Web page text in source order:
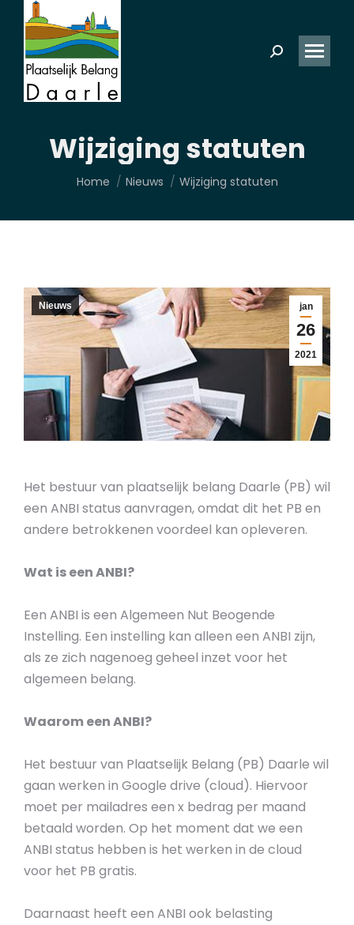
Zoeken:
Wijziging statuten
Je bent hier:
Home Nieuws Wijziging statuten
jan
26
2021
Nieuws
Het bestuur van plaatselijk belang Daarle (PB) wil
een ANBI status aanvragen, omdat dit het PB en
andere betrokkenen voordeel kan opleveren.
Wat is een ANBI?
Een ANBI is een Algemeen Nut Beogende
Instelling. Een instelling kan alleen een ANBI zijn,
als ze zich nagenoeg geheel inzet voor het
algemeen belang.
Waarom een ANBI?
Het bestuur van Plaatselijk Belang (PB) Daarle wil
gaan werken in Google drive (cloud). Hiervoor
moet per mailadres een x bedrag per maand
betaald worden. Op het moment dat we een
ANBI status hebben is het werken in de cloud
voor het PB gratis.
Daarnaast heeft een ANBI ook belasting